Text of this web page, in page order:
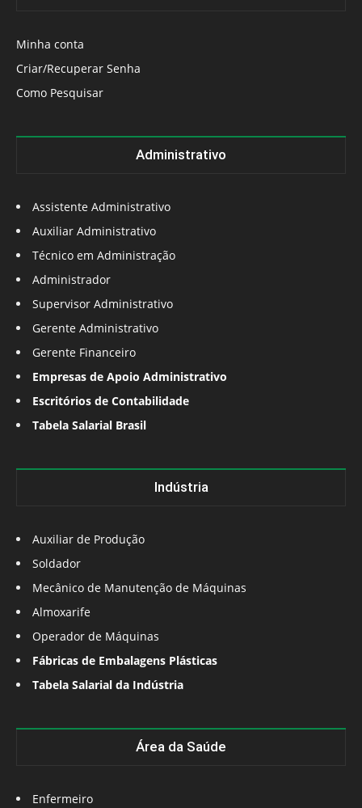
Minha conta
Criar/Recuperar Senha
Como Pesquisar
Administrativo
Assistente Administrativo
Auxiliar Administrativo
Técnico em Administração
Administrador
Supervisor Administrativo
Gerente Administrativo
Gerente Financeiro
Empresas de Apoio Administrativo
Escritórios de Contabilidade
Tabela Salarial Brasil
Indústria
Auxiliar de Produção
Soldador
Mecânico de Manutenção de Máquinas
Almoxarife
Operador de Máquinas
Fábricas de Embalagens Plásticas
Tabela Salarial da Indústria
Área da Saúde
Enfermeiro